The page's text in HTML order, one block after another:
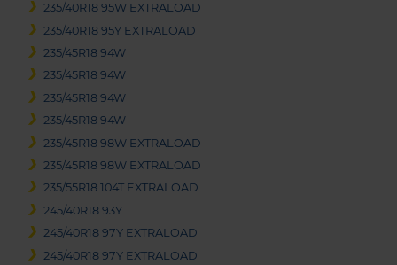
235/40R18 95W EXTRALOAD
235/40R18 95Y EXTRALOAD
235/45R18 94W
235/45R18 94W
235/45R18 94W
235/45R18 94W
235/45R18 98W EXTRALOAD
235/45R18 98W EXTRALOAD
235/55R18 104T EXTRALOAD
245/40R18 93Y
245/40R18 97Y EXTRALOAD
245/40R18 97Y EXTRALOAD